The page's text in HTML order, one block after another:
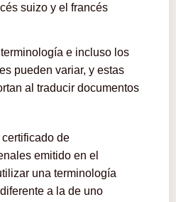
suizo y el francés
e incluso los
pueden variar, y estas
al traducir documentos
de
emitido en el
una terminología
a la de uno